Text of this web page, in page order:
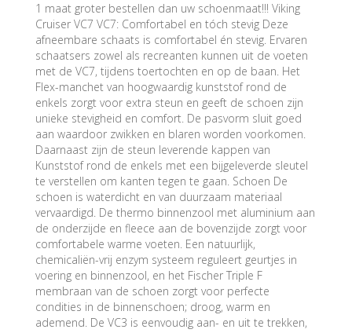
1 maat groter bestellen dan uw schoenmaat!!! Viking
Cruiser VC7 VC7: Comfortabel en tóch stevig Deze
afneembare schaats is comfortabel én stevig. Ervaren
schaatsers zowel als recreanten kunnen uit de voeten
met de VC7, tijdens toertochten en op de baan. Het
Flex-manchet van hoogwaardig kunststof rond de
enkels zorgt voor extra steun en geeft de schoen zijn
unieke stevigheid en comfort. De pasvorm sluit goed
aan waardoor zwikken en blaren worden voorkomen.
Daarnaast zijn de steun leverende kappen van
Kunststof rond de enkels met een bijgeleverde sleutel
te verstellen om kanten tegen te gaan. Schoen De
schoen is waterdicht en van duurzaam materiaal
vervaardigd. De thermo binnenzool met aluminium aan
de onderzijde en fleece aan de bovenzijde zorgt voor
comfortabele warme voeten. Een natuurlijk,
chemicaliën-vrij enzym systeem reguleert geurtjes in
voering en binnenzool, en het Fischer Triple F
membraan van de schoen zorgt voor perfecte
condities in de binnenschoen; droog, warm en
ademend. De VC3 is eenvoudig aan- en uit te trekken,